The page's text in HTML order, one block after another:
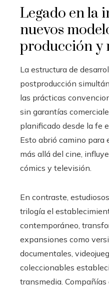
Legado en la
nuevos
producción y
La estructura de
postproducción
las prácticas
sin garantías
planificado desde la fe
Esto abrió camino para
más allá del cine,
cómics y televisión.
En contraste,
trilogía el
contemporáneo,
expansiones como
documentales,
coleccionables
transmedia.